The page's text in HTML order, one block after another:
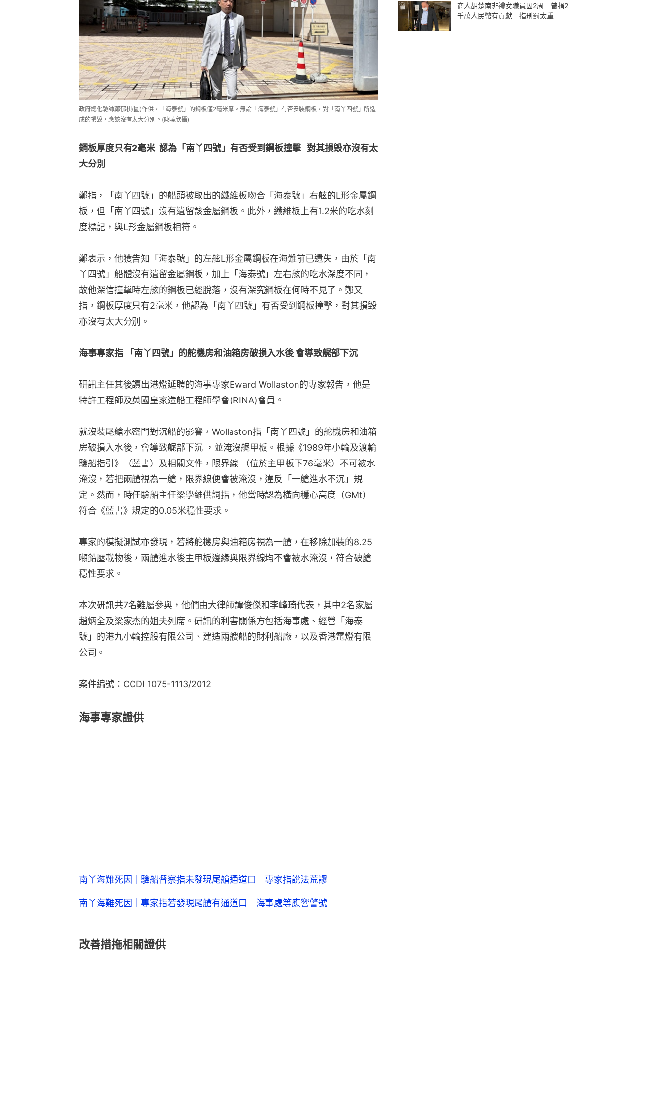
政府總化驗師鄭郁棋(圖)作供，「海泰號」的鋼板僅2毫米厚。無論「海泰號」有否安裝鋼板，對「南丫四號」所造
成的損毀，應該沒有太大分別。(陳曉欣攝)
鋼板厚度只有2毫米  認為「南丫四號」有否受到鋼板撞擊   對其損毀亦沒有太
大分別
鄭指，「南丫四號」的船頭被取出的纖維板吻合「海泰號」右舷的L形金屬鋼
板，但「南丫四號」沒有遺留該金屬鋼板。此外，纖維板上有1.2米的吃水刻
度標記，與L形金屬鋼板相符。
鄭表示，他獲告知「海泰號」的左舷L形金屬鋼板在海難前已遺失，由於「南
丫四號」船體沒有遺留金屬鋼板，加上「海泰號」左右舷的吃水深度不同，
故他深信撞擊時左舷的鋼板已經脫落，沒有深究鋼板在何時不見了。鄭又
指，鋼板厚度只有2毫米，他認為「南丫四號」有否受到鋼板撞擊，對其損毀
亦沒有太大分別。
海事專家指 「南丫四號」的舵機房和油箱房破損入水後 會導致艉部下沉
研訊主任其後讀出港燈延聘的海事專家Eward Wollaston的專家報告，他是
特許工程師及英國皇家造船工程師學會(RINA)會員。
就沒裝尾艙水密門對沉船的影響，Wollaston指「南丫四號」的舵機房和油箱
房破損入水後，會導致艉部下沉 ，並淹沒艉甲板。根據《1989年小輪及渡輪
驗船指引》（藍書）及相關文件，限界線 （位於主甲板下76毫米）不可被水
淹沒，若把兩艙視為一艙，限界線便會被淹沒，違反「一艙進水不沉」規
定。然而，時任驗船主任梁學維供詞指，他當時認為橫向穩心高度（GMt）
符合《藍書》規定的0.05米穩性要求。
專家的模擬測試亦發現，若將舵機房與油箱房視為一艙，在移除加裝的8.25
噸鉛壓載物後，兩艙進水後主甲板邊緣與限界線均不會被水淹沒，符合破艙
穩性要求。
本次研訊共7名難屬參與，他們由大律師譚俊傑和李峰琦代表，其中2名家屬
趙炳全及梁家杰的姐夫列席。研訊的利害關係方包括海事處、經營「海泰
號」的港九小輪控股有限公司、建造兩艘船的財利船廠，以及香港電燈有限
公司。
案件編號：CCDI 1075-1113/2012
海事專家證供
南丫海難死因｜驗船督察指未發現尾艙通道口 專家指說法荒謬
南丫海難死因｜專家指若發現尾艙有通道口 海事處等應響警號
改善措拖相關證供
商人胡楚南非禮女職員囚2周 曾捐2
千萬人民幣有貢獻 指刑罰太重